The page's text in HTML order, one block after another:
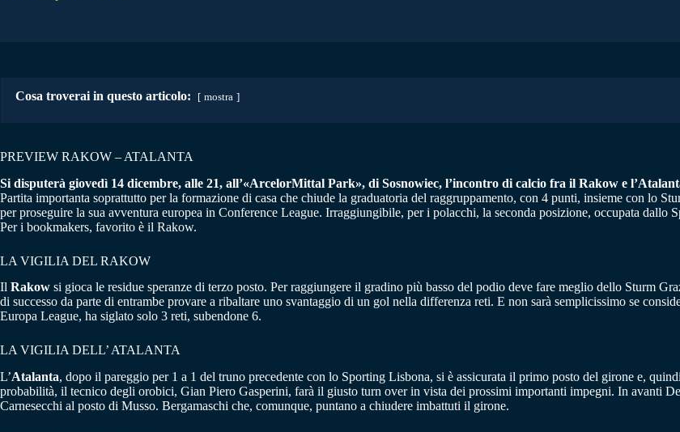
Cosa troverai in questo articolo: mostra
PREVIEW RAKOW – ATALANTA
Si disputerà giovedì 14 dicembre, alle 21, all’«ArcelorMittal Park», di Sosnowiec, l’incontro di calcio fra il Rakow e
Partita importanta soprattutto per la formazione di casa che chiude la graduatoria del raggruppamento, con 4 punti, insieme con lo
per proseguire la sua avventura europea in Conference League. Irraggiungibile, per i polacchi, la seconda posizione, occupata dallo
Per i bookmakers, favorito è il Rakow.
LA VIGILIA DEL RAKOW
Il Rakow si gioca le residue speranze di terzo posto. Per raggiungere il gradino più basso del podio deve fare meglio dello Sturm
di successo da parte di entrambe provare a ribaltare uno svantaggio di un gol nella differenza reti. E non sarà semplicissimo se
Europa League, ha siglato solo 3 reti, subendone 6.
LA VIGILIA DELL’ ATALANTA
L’Atalanta, dopo il pareggio per 1 a 1 del truno precedente con lo Sporting Lisbona, si è assicurata il primo posto del girone e,
probabilità, il tecnico degli orobici, Gian Piero Gasperini, farà il giusto turn over in vista dei prossimi importanti impegni. In avanti
Carnesecchi al posto di Musso. Bergamaschi che, comunque, puntano a chiudere imbattuti il girone.